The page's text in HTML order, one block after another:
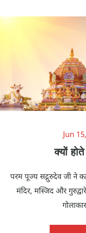
Jun
क्यों
परम पूज्य सद्गुरुदेव जी ने
मंदिर, मस्जिद और